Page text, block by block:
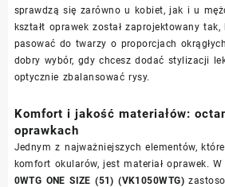
sprawdzą się zarówno u kobiet, jak i u
kształt oprawek został zaprojektowany
pasować do twarzy o proporcjach
dobry wybór, gdy chcesz dodać stylizacji
optycznie zbalansować rysy.
Komfort i jakość materiałów:
oprawkach
Jednym z najważniejszych elementów,
komfort okularów, jest materiał oprawek. W
0WTG ONE SIZE (51) (VK1050WTG)